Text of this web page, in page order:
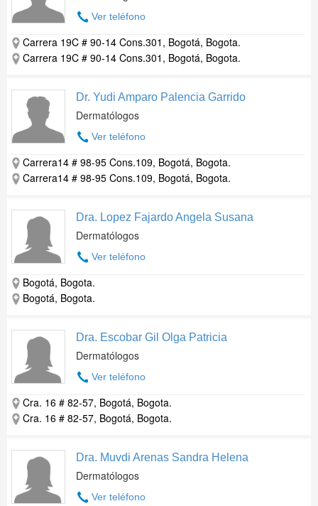
Ver teléfono
Carrera 19C # 90-14 Cons.301, Bogotá, Bogota.
Carrera 19C # 90-14 Cons.301, Bogotá, Bogota.
Dr. Yudi Amparo Palencia Garrido
Dermatólogos
Ver teléfono
Carrera14 # 98-95 Cons.109, Bogotá, Bogota.
Carrera14 # 98-95 Cons.109, Bogotá, Bogota.
Dra. Lopez Fajardo Angela Susana
Dermatólogos
Ver teléfono
Bogotá, Bogota.
Bogotá, Bogota.
Dra. Escobar Gil Olga Patricia
Dermatólogos
Ver teléfono
Cra. 16 # 82-57, Bogotá, Bogota.
Cra. 16 # 82-57, Bogotá, Bogota.
Dra. Muvdi Arenas Sandra Helena
Dermatólogos
Ver teléfono